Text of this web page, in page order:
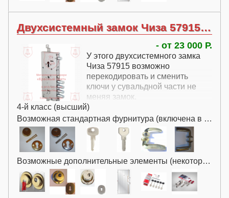
Двухсистемный замок Чиза 57915 с перекодировкой
- от 23 000 Р.
У этого двухсистемного замка
Чиза 57915 возможно
перекодировать и сменить
ключи у сувальдной части не
меняя замок.
4-й класс (высший)
Возможная стандартная фурнитура (включена в цену):
Возможные дополнительные элементы (некоторые за дополнительную плату):